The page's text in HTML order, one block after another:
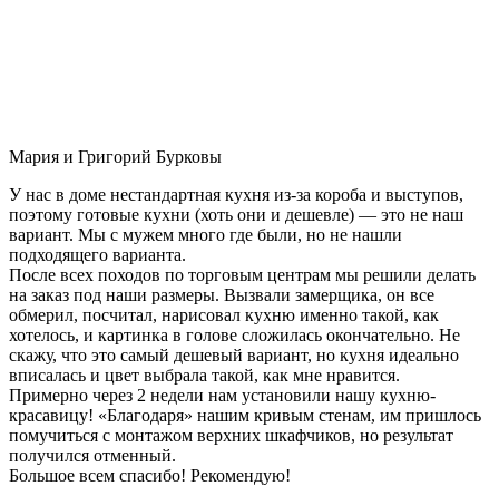
Мария и Григорий Бурковы
У нас в доме нестандартная кухня из-за короба и выступов,
поэтому готовые кухни (хоть они и дешевле) — это не наш
вариант. Мы с мужем много где были, но не нашли
подходящего варианта.
После всех походов по торговым центрам мы решили делать
на заказ под наши размеры. Вызвали замерщика, он все
обмерил, посчитал, нарисовал кухню именно такой, как
хотелось, и картинка в голове сложилась окончательно. Не
скажу, что это самый дешевый вариант, но кухня идеально
вписалась и цвет выбрала такой, как мне нравится.
Примерно через 2 недели нам установили нашу кухню-
красавицу! «Благодаря» нашим кривым стенам, им пришлось
помучиться с монтажом верхних шкафчиков, но результат
получился отменный.
Большое всем спасибо! Рекомендую!